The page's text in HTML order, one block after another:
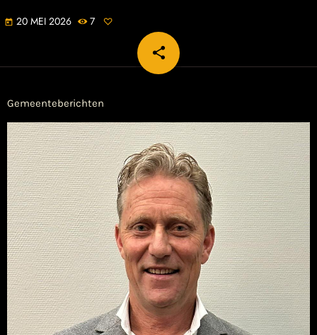
today 20 MEI 2026 7
share
email
Gemeenteberichten